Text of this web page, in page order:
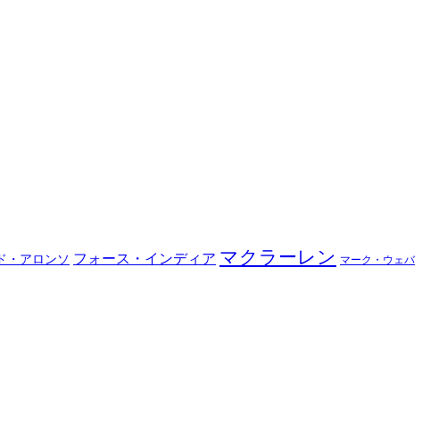
・アロンソ フォース・インディア マクラーレン マーク・ウェバ